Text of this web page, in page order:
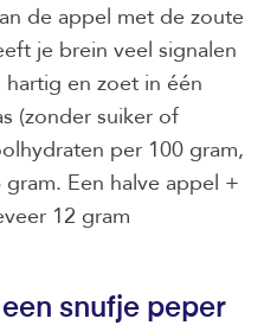
de appel met de zoute
je brein veel signalen
en zoet in één
(zonder suiker of
per 100 gram,
Een halve appel +
12 gram
snufje peper